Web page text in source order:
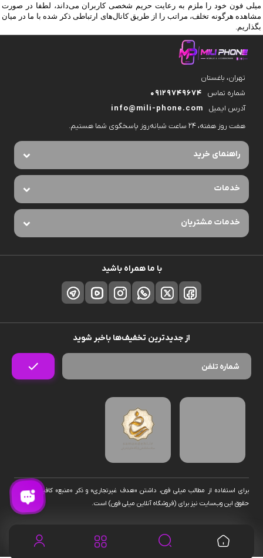
میلی فون خود را ملزم به رعایت حریم شخصی کاربران می‌داند، لطفا در صورت
مشاهده هرگونه تخلف، مراتب را از طریق کانال‏‌های ارتباطی ذکر شده با ما در میان
بگذاریم.
تهران، باغستان
شماره تماس
09129749674
آدرس ایمیل
info@mili-phone.com
هفت روز هفته، ۲۴ ساعت شبانه‌روز پاسخگوی شما هستیم.
راهنمای خرید
خدمات
خدمات مشتریان
با ما همراه باشید
از جدیدترین تخفیف‌ها باخبر شوید
برای استفاده از مطالب میلی فون، داشتن «هدف غیرتجاری» و ذکر «منبع» کافیست. تمام
حقوق اين وب‌سايت نیز برای (فروشگاه آنلاین میلی فون) است.